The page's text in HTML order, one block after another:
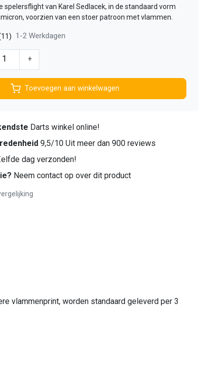
spelersflight van Karel Sedlacek, in de standaard vorm
voorzien van een stoer patroon met vlammen.
1-2 Werkdagen
+
Toevoegen aan winkelwagen
Darts winkel online!
9,5/10 Uit meer dan 900 reviews
dag verzonden!
Neem contact op over dit product
vlammenprint, worden standaard geleverd per 3